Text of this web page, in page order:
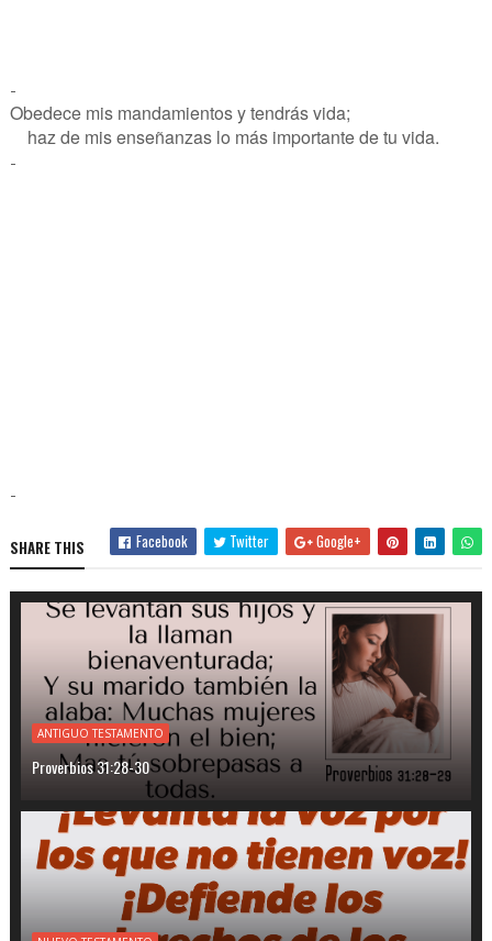
-
Obedece mis mandamientos y tendrás vida;
haz de mis enseñanzas lo más importante de tu vida.
-
-
SHARE THIS Facebook Twitter Google+
ANTIGUO TESTAMENTO
Proverbios 31:28-30